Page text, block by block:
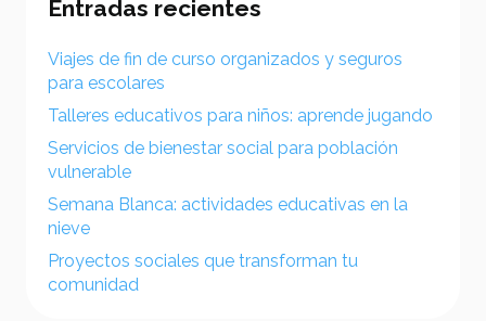
Entradas recientes
Viajes de fin de curso organizados y seguros
para escolares
Talleres educativos para niños: aprende jugando
Servicios de bienestar social para población
vulnerable
Semana Blanca: actividades educativas en la
nieve
Proyectos sociales que transforman tu
comunidad